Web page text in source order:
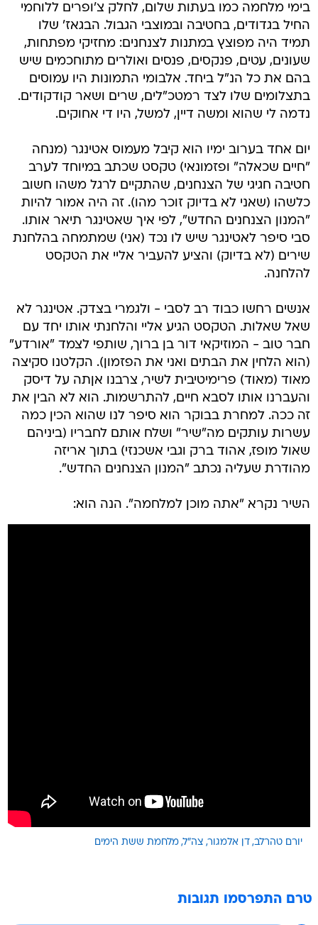
בימי מלחמה כמו בעתות שלום, לחלק צ'ופרים ללוחמי
החיל בגדודים, בחטיבה ובמוצבי הגבול. הבגאז' שלו
תמיד היה מפוצץ במתנות לצנחנים: מחזיקי מפתחות,
שעונים, עטים, פנקסים, פנסים ואולרים מתוחכמים שיש
בהם את כל הנ"ל ביחד. אלבומי התמונות היו עמוסים
בתצלומים שלו לצד רמטכ"לים, שרים ושאר קודקודים.
נדמה לי שהוא ומשה דיין, למשל, היו די אחוקים.
יום אחד בערוב ימיו הוא קיבל מעמוס אטינגר (מנחה
"חיים שכאלה" ופזמונאי) טקסט שכתב במיוחד לערב
חטיבה חגיגי של הצנחנים, שהתקיים לרגל משהו חשוב
כלשהו (שאני לא בדיוק זוכר מהו). זה היה אמור להיות
"המנון הצנחנים החדש", לפי איך שאטינגר תיאר אותו.
סבי סיפר לאטינגר שיש לו נכד (אני) שמתמחה בהלחנת
שירים (לא בדיוק) והציע להעביר אליי את הטקסט
להלחנה.
אנשים רחשו כבוד רב לסבי - ולגמרי בצדק. אטינגר לא
שאל שאלות. הטקסט הגיע אליי והלחנתי אותו יחד עם
חבר טוב - המוזיקאי דור בן ברוך, שותפי לצמד "אורדע"
(הוא הלחין את הבתים ואני את הפזמון). הקלטנו סקיצה
מאוד (מאוד) פרימיטיבית לשיר, צרבנו אןתה על דיסק
והעברנו אותו לסבא חיים, להתרשמות. הוא לא הבין את
זה ככה. למחרת בבוקר הוא סיפר לנו שהוא הכין כמה
עשרות עותקים מה"שיר" ושלח אותם לחבריו (ביניהם
שאול מופז, אהוד ברק וגבי אשכנזי) בתוך אריזה
מהודרת שעליה נכתב "המנון הצנחנים החדש".
השיר נקרא "אתה מוכן למלחמה". הנה הוא:
יורם טהרלב דן אלמגור צה"ל מלחמת ששת הימים
טרם התפרסמו תגובות